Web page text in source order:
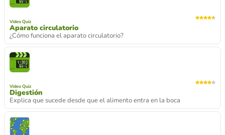
Video Quiz
Aparato circulatorio
¿Cómo funciona el aparato circulatorio?
Video Quiz
Digestión
Explica que sucede desde que el alimento entra en la boca